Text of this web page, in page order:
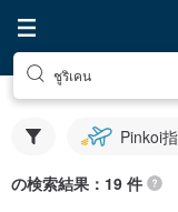
ชูริเคน
Pinkoi
の検索結果：19 件